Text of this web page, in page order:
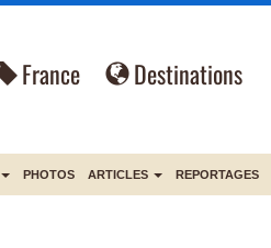
France Destinations
PHOTOS ARTICLES REPORTAGES